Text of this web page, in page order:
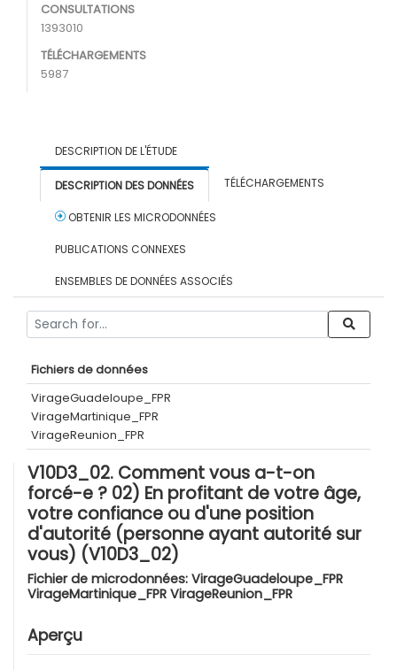
CONSULTATIONS
1393010
TÉLÉCHARGEMENTS
5987
DESCRIPTION DE L'ÉTUDE
DESCRIPTION DES DONNÉES TÉLÉCHARGEMENTS
OBTENIR LES MICRODONNÉES
PUBLICATIONS CONNEXES
ENSEMBLES DE DONNÉES ASSOCIÉS
Fichiers de données
VirageGuadeloupe_FPR
VirageMartinique_FPR
VirageReunion_FPR
V10D3_02. Comment vous a-t-on
forcé-e ? 02) En profitant de votre âge,
votre confiance ou d'une position
d'autorité (personne ayant autorité sur
vous) (V10D3_02)
Fichier de microdonnées: VirageGuadeloupe_FPR
VirageMartinique_FPR VirageReunion_FPR
Aperçu